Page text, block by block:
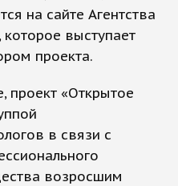
на сайте Агентства
выступает
проекта.
проект «Открытое
в связи с
возросшим